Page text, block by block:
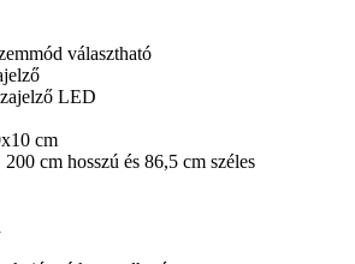
választható
LED
cm
cm hosszú és 86,5 cm széles